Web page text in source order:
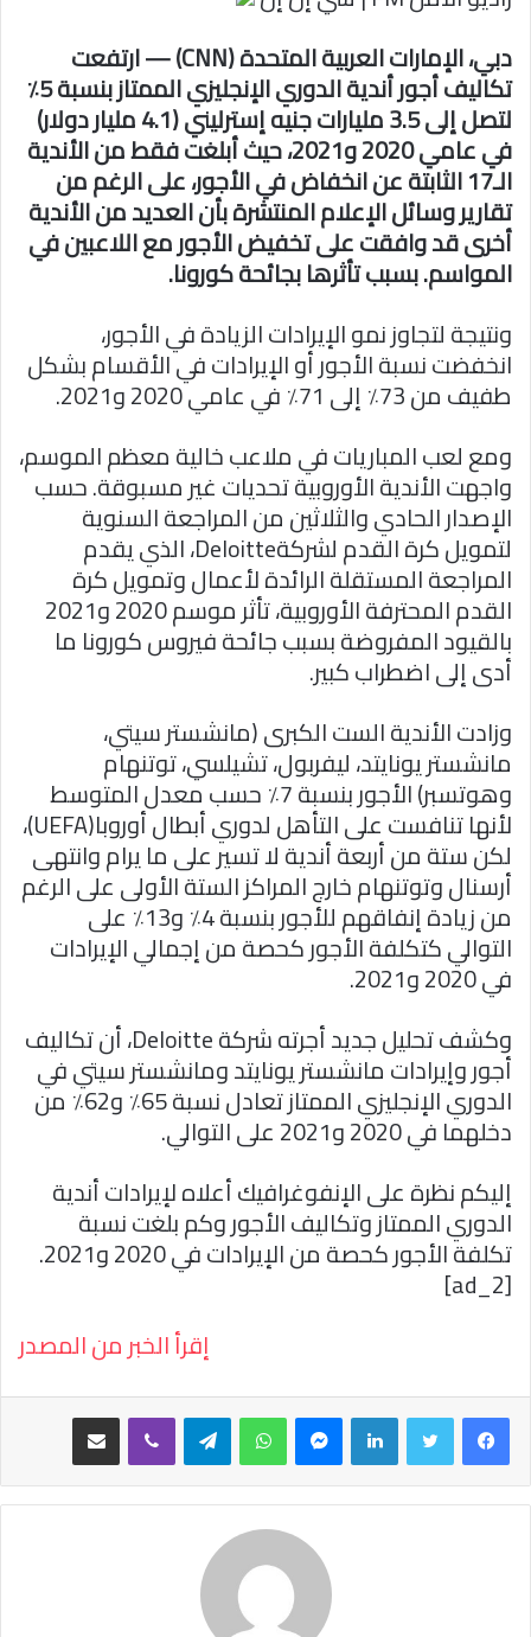
ا
دبي، الإمارات العربية المتحدة (CNN) — ارتفعت
تكاليف أجور أندية الدوري الإنجليزي الممتاز بنسبة 5٪
لتصل إلى 3.5 مليارات جنيه إسترليني (4.1 مليار دولار)
في عامي 2020 و2021، حيث أبلغت فقط من الأندية
الـ17 الثابتة عن انخفاض في الأجور، على الرغم من
تقارير وسائل الإعلام المنتشرة بأن العديد من الأندية
أخرى قد وافقت على تخفيض الأجور مع اللاعبين في
المواسم. بسبب تأثرها بجائحة كورونا.
ونتيجة لتجاوز نمو الإيرادات الزيادة في الأجور،
انخفضت نسبة الأجور أو الإيرادات في الأقسام بشكل
طفيف من 73٪ إلى 71٪ في عامي 2020 و2021.
ومع لعب المباريات في ملاعب خالية معظم الموسم،
واجهت الأندية الأوروبية تحديات غير مسبوقة. حسب
الإصدار الحادي والثلاثين من المراجعة السنوية
لتمويل كرة القدم لشركةDeloitte، الذي يقدم
المراجعة المستقلة الرائدة لأعمال وتمويل كرة
القدم المحترفة الأوروبية، تأثر موسم 2020 و2021
بالقيود المفروضة بسبب جائحة فيروس كورونا ما
أدى إلى اضطراب كبير.
وزادت الأندية الست الكبرى (مانشستر سيتي،
مانشستر يونايتد، ليفربول، تشيلسي، توتنهام
وهوتسبر) الأجور بنسبة 7٪ حسب معدل المتوسط​ ​
لأنها تنافست على التأهل لدوري أبطال أوروبا(UEFA)،
لكن ستة من أربعة أندية لا تسير على ما يرام وانتهى
أرسنال وتوتنهام خارج المراكز الستة الأولى على الرغم
من زيادة إنفاقهم للأجور بنسبة 4٪ و13٪ على
التوالي كتكلفة الأجور كحصة من إجمالي الإيرادات
في 2020 و2021.
وكشف تحليل جديد أجرته شركة Deloitte، أن تكاليف
أجور وإيرادات مانشستر يونايتد ومانشستر سيتي في
الدوري الإنجليزي الممتاز تعادل نسبة 65٪ و62٪ من
دخلهما في 2020 و2021 على التوالي.
إليكم نظرة على الإنفوغرافيك أعلاه لإيرادات أندية
الدوري الممتاز وتكاليف الأجور وكم بلغت نسبة
تكلفة الأجور كحصة من الإيرادات في 2020 و2021.
[ad_2]
إقرأ الخبر من المصدر
فيسبوك لينكدإن واتساب تيلقرام